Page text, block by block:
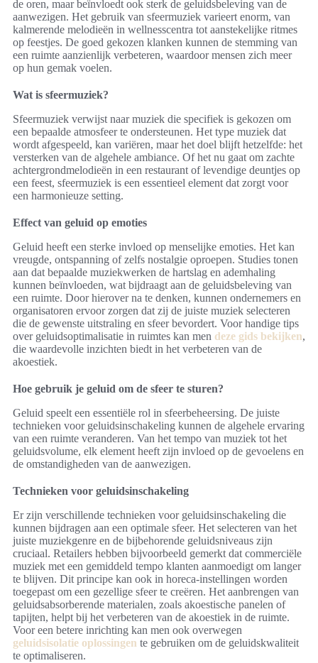
de oren, maar beïnvloedt ook sterk de geluidsbeleving van de
aanwezigen. Het gebruik van sfeermuziek varieert enorm, van
kalmerende melodieën in wellnesscentra tot aanstekelijke ritmes
op feestjes. De goed gekozen klanken kunnen de stemming van
een ruimte aanzienlijk verbeteren, waardoor mensen zich meer
op hun gemak voelen.
Wat is sfeermuziek?
Sfeermuziek verwijst naar muziek die specifiek is gekozen om
een bepaalde atmosfeer te ondersteunen. Het type muziek dat
wordt afgespeeld, kan variëren, maar het doel blijft hetzelfde: het
versterken van de algehele ambiance. Of het nu gaat om zachte
achtergrondmelodieën in een restaurant of levendige deuntjes op
een feest, sfeermuziek is een essentieel element dat zorgt voor
een harmonieuze setting.
Effect van geluid op emoties
Geluid heeft een sterke invloed op menselijke emoties. Het kan
vreugde, ontspanning of zelfs nostalgie oproepen. Studies tonen
aan dat bepaalde muziekwerken de hartslag en ademhaling
kunnen beïnvloeden, wat bijdraagt aan de geluidsbeleving van
een ruimte. Door hierover na te denken, kunnen ondernemers en
organisatoren ervoor zorgen dat zij de juiste muziek selecteren
die de gewenste uitstraling en sfeer bevordert. Voor handige tips
over geluidsoptimalisatie in ruimtes kan men deze gids bekijken,
die waardevolle inzichten biedt in het verbeteren van de
akoestiek.
Hoe gebruik je geluid om de sfeer te sturen?
Geluid speelt een essentiële rol in sfeerbeheersing. De juiste
technieken voor geluidsinschakeling kunnen de algehele ervaring
van een ruimte veranderen. Van het tempo van muziek tot het
geluidsvolume, elk element heeft zijn invloed op de gevoelens en
de omstandigheden van de aanwezigen.
Technieken voor geluidsinschakeling
Er zijn verschillende technieken voor geluidsinschakeling die
kunnen bijdragen aan een optimale sfeer. Het selecteren van het
juiste muziekgenre en de bijbehorende geluidsniveaus zijn
cruciaal. Retailers hebben bijvoorbeeld gemerkt dat commerciële
muziek met een gemiddeld tempo klanten aanmoedigt om langer
te blijven. Dit principe kan ook in horeca-instellingen worden
toegepast om een gezellige sfeer te creëren. Het aanbrengen van
geluidsabsorberende materialen, zoals akoestische panelen of
tapijten, helpt bij het verbeteren van de akoestiek in de ruimte.
Voor een betere inrichting kan men ook overwegen
geluidsisolatie oplossingen te gebruiken om de geluidskwaliteit
te optimaliseren.